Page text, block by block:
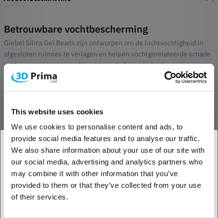
This website uses cookies
We use cookies to personalise content and ads, to
provide social media features and to analyse our traffic.
We also share information about your use of our site with
our social media, advertising and analytics partners who
may combine it with other information that you’ve
provided to them or that they’ve collected from your use
of their services.
Betrouwbare vochtbescherming
Giebel Silica Gel Beads zijn ontworpen om de luchtvochtigheid in
afgesloten ruimtes te verlagen en helpen vochtgerelateerde schade
zoals vervorming, corrosie, schimmel of verminderde
materiaalprestaties te voorkomen. Ze zijn vooral nuttig voor 3D-
De silicagelkorrels kunnen meerdere keren worden hergebruikt door
ze na verzadiging te drogen of te reactiveren. Dit maakt ze tot een
kosteneffectieve en milieuvriendelijke oplossing voor langdurige
Veelzijdige toepassingen
1. Ben je een zakelijke of een particuliere klant?
Zakelijke klant